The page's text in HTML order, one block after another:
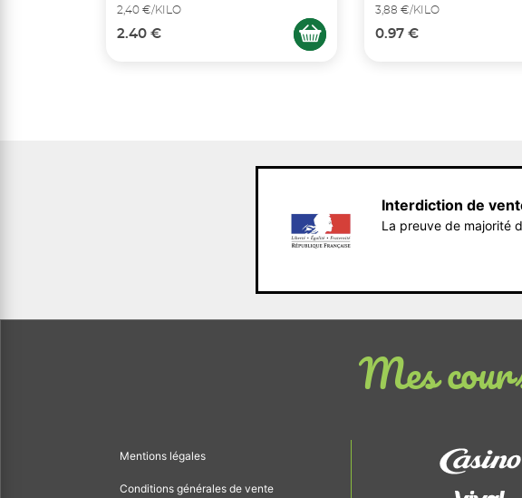
2,40 €/KILO
2.40 €
3,88 €/KILO
0.97 €
Interdiction de
La preuve de majorité
Mes
Mentions légales
Conditions générales de vente